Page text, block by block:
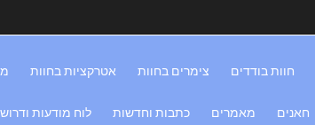
חוות בודדים צימרים בחוות אטרקציות בחוות
חאנים מאמרים כתבות וחדשות לוח מודעות